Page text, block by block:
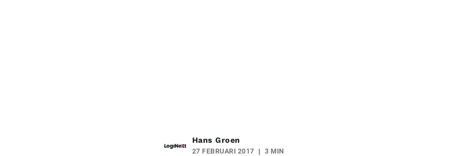
Hans Groen
27 FEBRUARI 2017 3 MIN